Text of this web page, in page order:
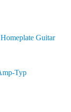
Homeplate Guitar
Typ